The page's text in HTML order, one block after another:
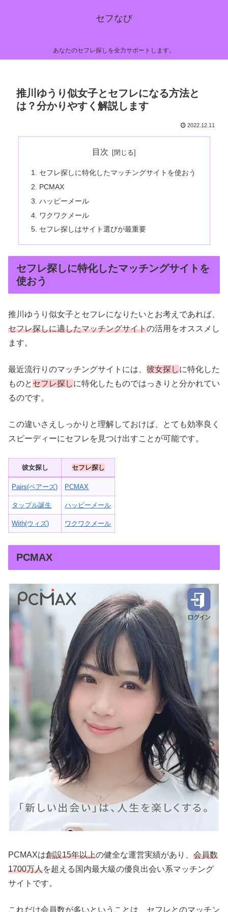
セフなび
あなたのセフレ探しを全力サポートします。
推川ゆうり似女子とセフレになる方法と
は？分かりやすく解説します
2022.12.11
目次
セフレ探しに特化したマッチングサイトを使おう
PCMAX
ハッピーメール
ワクワクメール
セフレ探しはサイト選びが最重要
セフレ探しに特化したマッチングサイトを
使おう
推川ゆうり似女子とセフレになりたいとお考えであれば、
セフレ探しに適したマッチングサイトの活用をオススメし
ます。
最近流行りのマッチングサイトには、 彼女探しに特化した
ものと セフレ探しに特化したものではっきりと分かれてい
るのです。
この違いさえしっかりと理解しておけば、とても効率良く
スピーディーにセフレを見つけ出すことが可能です。
彼女探し セフレ探し
Pairs(ペアーズ) PCMAX
タップル誕生 ハッピーメール
With(ウィズ) ワクワクメール
PCMAX
PCMAXは創設15年以上の健全な運営実績があり、 会員数
1700万人を超える国内最大級の優良出会い系マッチング
サイトです。
これだけ会員数が多いということは、セフレとのマッチン